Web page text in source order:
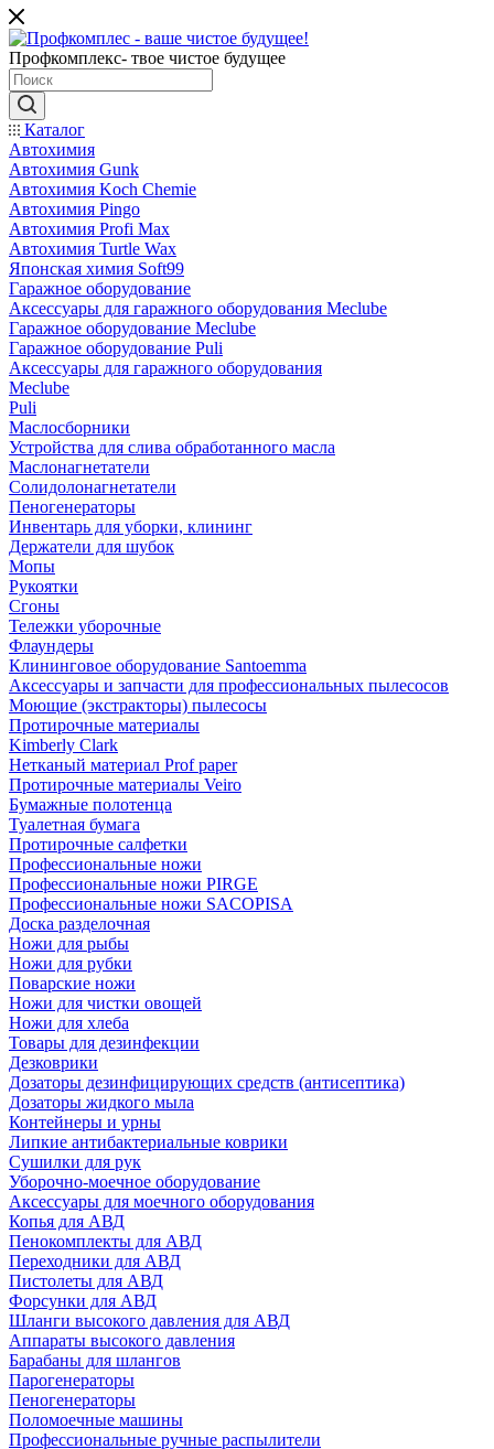
Профкомплекс- твое чистое будущее
Каталог
Автохимия
Автохимия Gunk
Автохимия Koch Chemie
Автохимия Pingo
Автохимия Profi Max
Автохимия Turtle Wax
Японская химия Soft99
Гаражное оборудование
Аксессуары для гаражного оборудования Meclube
Гаражное оборудование Meclube
Гаражное оборудование Puli
Аксессуары для гаражного оборудования
Meclube
Puli
Маслосборники
Устройства для слива обработанного масла
Маслонагнетатели
Солидолонагнетатели
Пеногенераторы
Инвентарь для уборки, клининг
Держатели для шубок
Мопы
Рукоятки
Сгоны
Тележки уборочные
Флаундеры
Клининговое оборудование Santoemma
Аксессуары и запчасти для профессиональных пылесосов
Моющие (экстракторы) пылесосы
Протирочные материалы
Kimberly Clark
Нетканый материал Prof paper
Протирочные материалы Veiro
Бумажные полотенца
Туалетная бумага
Протирочные салфетки
Профессиональные ножи
Профессиональные ножи PIRGE
Профессиональные ножи SACOPISA
Доска разделочная
Ножи для рыбы
Ножи для рубки
Поварские ножи
Ножи для чистки овощей
Ножи для хлеба
Товары для дезинфекции
Дезковрики
Дозаторы дезинфицирующих средств (антисептика)
Дозаторы жидкого мыла
Контейнеры и урны
Липкие антибактериальные коврики
Сушилки для рук
Уборочно-моечное оборудование
Аксессуары для моечного оборудования
Копья для АВД
Пенокомплекты для АВД
Переходники для АВД
Пистолеты для АВД
Форсунки для АВД
Шланги высокого давления для АВД
Аппараты высокого давления
Барабаны для шлангов
Парогенераторы
Пеногенераторы
Поломоечные машины
Профессиональные ручные распылители